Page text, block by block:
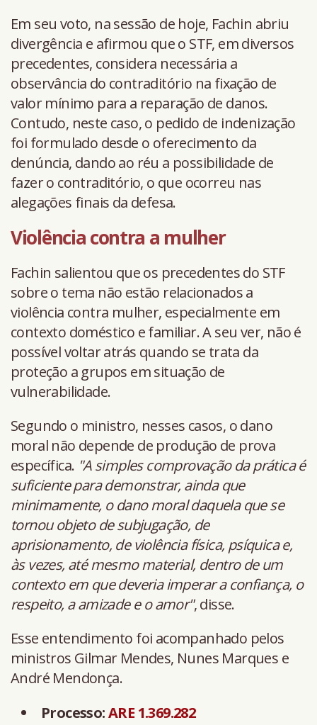
Em seu voto, na sessão de hoje, Fachin abriu
divergência e afirmou que o STF, em diversos
precedentes, considera necessária a
observância do contraditório na fixação de
valor mínimo para a reparação de danos.
Contudo, neste caso, o pedido de indenização
foi formulado desde o oferecimento da
denúncia, dando ao réu a possibilidade de
fazer o contraditório, o que ocorreu nas
alegações finais da defesa.
Violência contra a mulher
Fachin salientou que os precedentes do STF
sobre o tema não estão relacionados a
violência contra mulher, especialmente em
contexto doméstico e familiar. A seu ver, não é
possível voltar atrás quando se trata da
proteção a grupos em situação de
vulnerabilidade.
Segundo o ministro, nesses casos, o dano
moral não depende de produção de prova
específica. "A simples comprovação da prática é
suficiente para demonstrar, ainda que
minimamente, o dano moral daquela que se
tornou objeto de subjugação, de
aprisionamento, de violência física, psíquica e,
às vezes, até mesmo material, dentro de um
contexto em que deveria imperar a confiança, o
respeito, a amizade e o amor", disse.
Esse entendimento foi acompanhado pelos
ministros Gilmar Mendes, Nunes Marques e
André Mendonça.
Processo:ARE 1.369.282